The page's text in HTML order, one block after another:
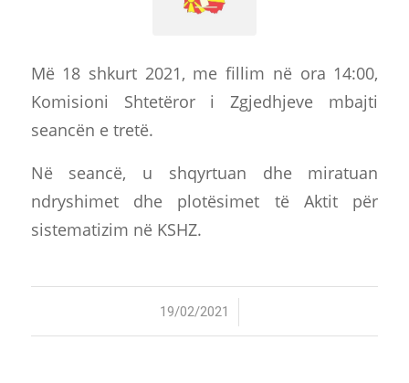
Më 18 shkurt 2021, me fillim në ora 14:00,
Komisioni Shtetëror i Zgjedhjeve mbajti
seancën e tretë.
Në seancë, u shqyrtuan dhe miratuan
ndryshimet dhe plotësimet të Aktit për
sistematizim në KSHZ.
19/02/2021
/